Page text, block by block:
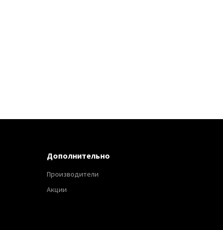
Дополнительно
Производители
Акции